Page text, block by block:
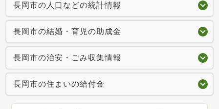
長岡市の人口などの統計情報
長岡市の結婚・育児の助成金
長岡市の治安・ごみ収集情報
長岡市の住まいの給付金